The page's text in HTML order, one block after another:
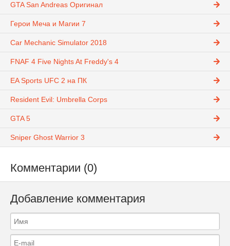
GTA San Andreas Оригинал
Герои Меча и Магии 7
Car Mechanic Simulator 2018
FNAF 4 Five Nights At Freddy's 4
EA Sports UFC 2 на ПК
Resident Evil: Umbrella Corps
GTA 5
Sniper Ghost Warrior 3
Комментарии (0)
Добавление комментария